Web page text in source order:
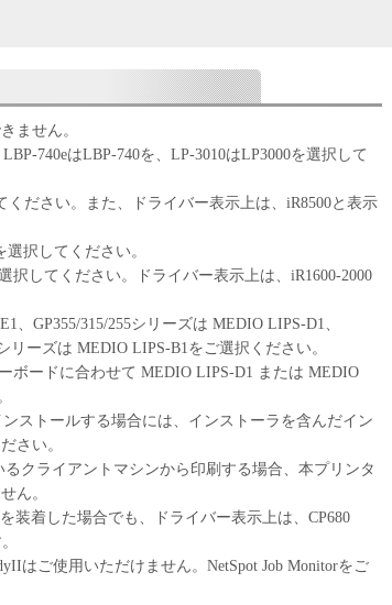
、「本ソフトウェア」を１部、複製することができ
定める場合を除き、キヤノンまたはキヤノンのライ
る知的財産権も、明示たると黙示たるとを問わず、
許諾、譲渡、販売、頒布、リースもしくは貸与その
第三者に「本ソフトウェア」を使用させることはで
フトウェア」の全部または一部を修正、改変、逆コ
ンブル、その他リバースエンジニアリング等するこ
また第三者にこのような行為をさせてはなりませ
る権原および所有権は、その内容によりキヤノンま
サーに帰属します。
ェア」に含まれるキヤノンまたはキヤノンのライセ
更し、除去しもしくは削除してはなりません。
」は、『現状のまま』の状態で使用許諾されます。
ません。
740eはLBP-740を、LP-3010はLP3000を選択して
ください。また、ドライバー表示上は、iR8500と表示
選択してください。
択してください。ドライバー表示上は、iR1600-2000
、GP355/315/255シリーズは MEDIO LIPS-D1、
リーズは MEDIO LIPS-B1をご選択ください。
ボードに合わせて MEDIO LIPS-D1 または MEDIO
ンストールする場合には、インストーラを含んだイン
さい。
るクライアントマシンから印刷する場合、本プリンタ
ん。
装着した場合でも、ドライバー表示上は、CP680
はご使用いただけません。NetSpot Job Monitorをご